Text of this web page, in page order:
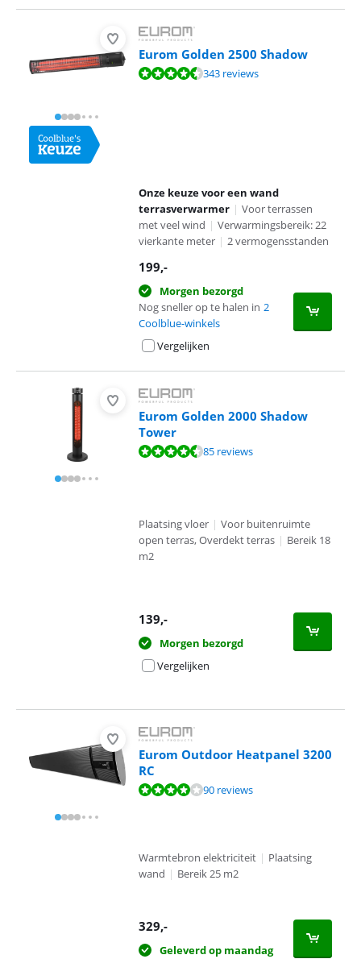
Eurom Golden 2500 Shadow
Beoordeling is 9,1 van de 10, gebaseerd op 343 reviews.
343 reviews
Onze keuze voor een wand
terrasverwarmer | Voor terrassen
met veel wind | Verwarmingsbereik: 22
vierkante meter | 2 vermogensstanden
199,-
Morgen bezorgd
Nog sneller op te halen in 2
Coolblue-winkels
Vergelijken
Eurom Golden 2000 Shadow
Tower
Beoordeling is 9,1 van de 10, gebaseerd op 85 reviews.
85 reviews
Plaatsing vloer | Voor buitenruimte
open terras, Overdekt terras | Bereik 18
m2
139,-
Morgen bezorgd
Vergelijken
Eurom Outdoor Heatpanel 3200
RC
Beoordeling is 8,4 van de 10, gebaseerd op 90 reviews.
90 reviews
Warmtebron elektriciteit | Plaatsing
wand | Bereik 25 m2
329,-
Geleverd op maandag